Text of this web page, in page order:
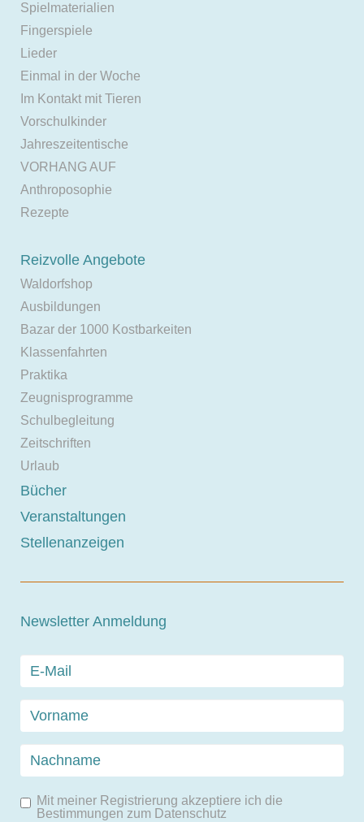
Spielmaterialien
Fingerspiele
Lieder
Einmal in der Woche
Im Kontakt mit Tieren
Vorschulkinder
Jahreszeitentische
VORHANG AUF
Anthroposophie
Rezepte
Reizvolle Angebote
Waldorfshop
Ausbildungen
Bazar der 1000 Kostbarkeiten
Klassenfahrten
Praktika
Zeugnisprogramme
Schulbegleitung
Zeitschriften
Urlaub
Bücher
Veranstaltungen
Stellenanzeigen
Newsletter Anmeldung
Mit meiner Registrierung akzeptiere ich die
Bestimmungen zum Datenschutz